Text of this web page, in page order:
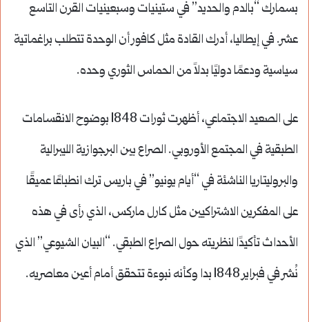
بسمارك “بالدم والحديد” في ستينيات وسبعينيات القرن التاسع
عشر. في إيطاليا، أدرك القادة مثل كافور أن الوحدة تتطلب براغماتية
سياسية ودعمًا دوليًا بدلاً من الحماس الثوري وحده.
على الصعيد الاجتماعي، أظهرت ثورات 1848 بوضوح الانقسامات
الطبقية في المجتمع الأوروبي. الصراع بين البرجوازية الليبرالية
والبروليتاريا الناشئة في “أيام يونيو” في باريس ترك انطباعًا عميقًا
على المفكرين الاشتراكيين مثل كارل ماركس، الذي رأى في هذه
الأحداث تأكيدًا لنظريته حول الصراع الطبقي. “البيان الشيوعي” الذي
نُشر في فبراير 1848 بدا وكأنه نبوءة تتحقق أمام أعين معاصريه.